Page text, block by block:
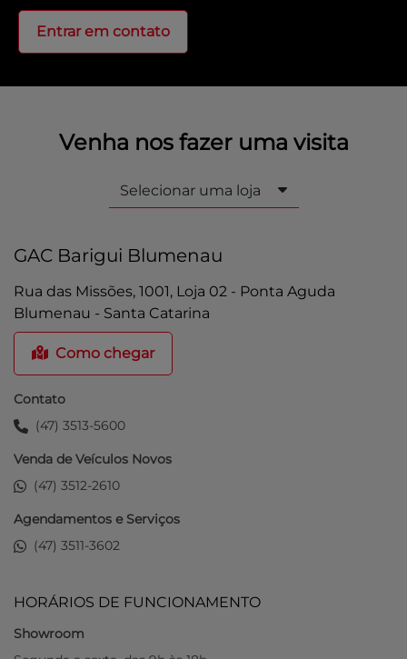
Entrar em contato
Venha nos fazer uma visita
Selecionar uma loja
GAC Barigui Blumenau
Rua das Missões, 1001, Loja 02 - Ponta Aguda
Blumenau - Santa Catarina
Como chegar
Contato
(47) 3513-5600
Venda de Veículos Novos
(47) 3512-2610
Agendamentos e Serviços
(47) 3511-3602
HORÁRIOS DE FUNCIONAMENTO
Showroom